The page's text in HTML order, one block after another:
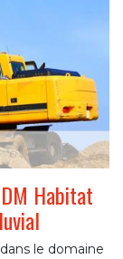
Habitat
le domaine